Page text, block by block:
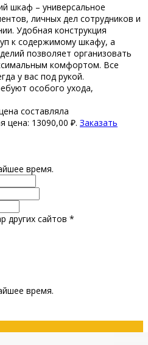
шкаф – универсальное
личных дел сотрудников и
Удобная конструкция
к содержимому шкафу, а
позволяет организовать
комфортом. Все
у вас под рукой.
особого ухода,
составляла
цена: 13090,00 ₽. Заказать
время.
других сайтов *
время.